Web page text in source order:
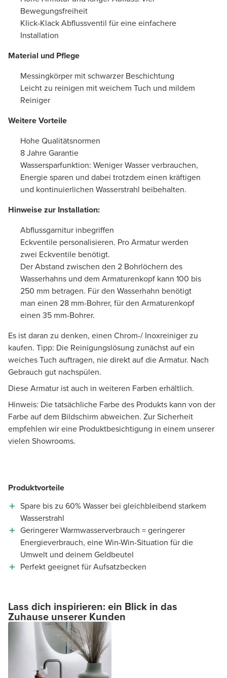
Bewegungsfreiheit
Klick-Klack Abflussventil für eine einfachere
Installation
Material und Pflege
Messingkörper mit schwarzer Beschichtung
Leicht zu reinigen mit weichem Tuch und mildem
Reiniger
Weitere Vorteile
Hohe Qualitätsnormen
8 Jahre Garantie
Wassersparfunktion: Weniger Wasser verbrauchen,
Energie sparen und dabei trotzdem einen kräftigen
und kontinuierlichen Wasserstrahl beibehalten.
Hinweise zur Installation:
Abflussgarnitur inbegriffen
Eckventile personalisieren. Pro Armatur werden
zwei Eckventile benötigt.
Der Abstand zwischen den 2 Bohrlöchern des
Wasserhahns und dem Armaturenkopf kann 100 bis
250 mm betragen. Für den Wasserhahn benötigt
man einen 28 mm-Bohrer, für den Armaturenkopf
einen 35 mm-Bohrer.
Es ist daran zu denken, einen Chrom-/ Inoxreiniger zu
kaufen. Tipp: Die Reinigungslösung zunächst auf ein
weiches Tuch auftragen, nie direkt auf die Armatur. Nach
Gebrauch gut nachspülen.
Diese Armatur ist auch in weiteren Farben erhältlich.
Hinweis: Die tatsächliche Farbe des Produkts kann von der
Farbe auf dem Bildschirm abweichen. Zur Sicherheit
empfehlen wir eine Produktbesichtigung in einem unserer
vielen Showrooms.
Produktvorteile
Spare bis zu 60% Wasser bei gleichbleibend starkem
Wasserstrahl
Geringerer Warmwasserverbrauch = geringerer
Energieverbrauch, eine Win-Win-Situation für die
Umwelt und deinem Geldbeutel
Perfekt geeignet für Aufsatzbecken
Lass dich inspirieren: ein Blick in das
Zuhause unserer Kunden